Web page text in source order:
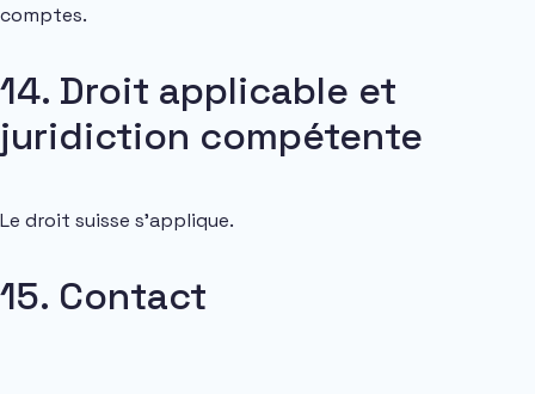
comptes.
14. Droit applicable et
juridiction compétente
Le droit suisse s’applique.
15. Contact